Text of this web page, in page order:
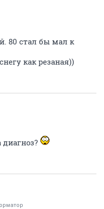
80 стал бы мал к
как резаная))
диагноз?